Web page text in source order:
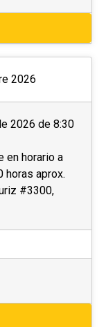
2026
2026 de 8:30
en horario a
horas aprox.
#3300,